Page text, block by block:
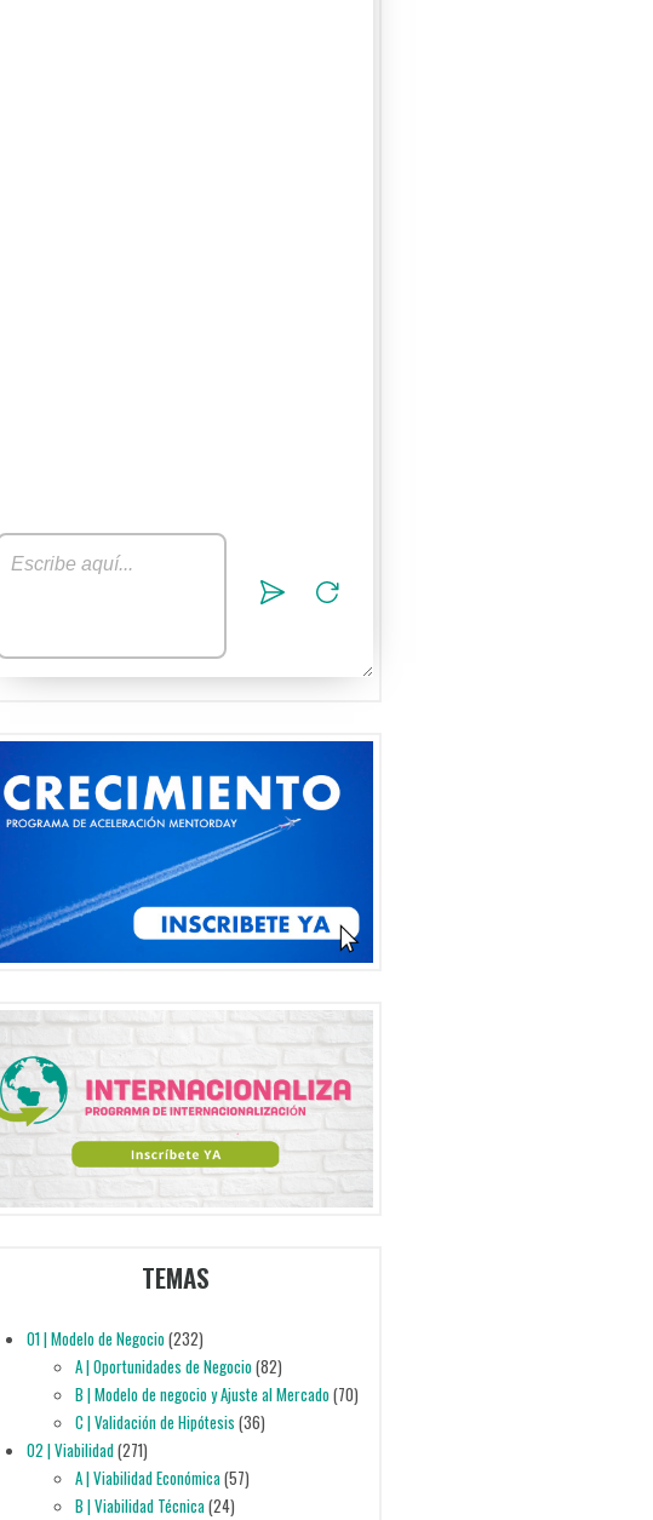
TEMAS
01 | Modelo de Negocio(232)
A | Oportunidades de Negocio(82)
B | Modelo de negocio y Ajuste al Mercado(70)
C | Validación de Hipótesis (36)
02 | Viabilidad(271)
A | Viabilidad Económica(57)
B | Viabilidad Técnica(24)